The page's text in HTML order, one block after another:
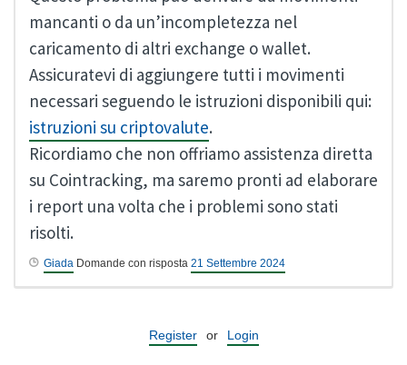
mancanti o da un’incompletezza nel
caricamento di altri exchange o wallet.
Assicuratevi di aggiungere tutti i movimenti
necessari seguendo le istruzioni disponibili qui:
istruzioni su criptovalute.
Ricordiamo che non offriamo assistenza diretta
su Cointracking, ma saremo pronti ad elaborare
i report una volta che i problemi sono stati
risolti.
Giada Domande con risposta 21 Settembre 2024
Register or Login